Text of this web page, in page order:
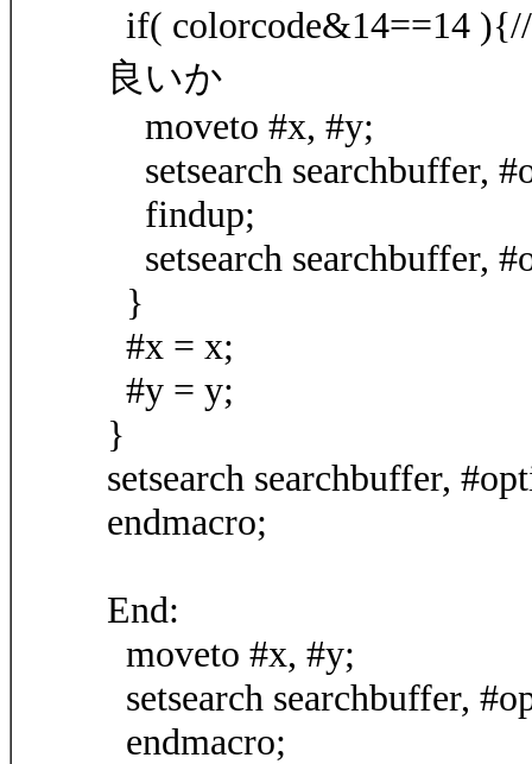
if( colorcode&14==14
良いか
moveto #x, #y;
setsearch searchbuffer,
findup;
setsearch searchbuffer,
}
#x = x;
#y = y;
}
setsearch searchbuffer,
endmacro;
End:
moveto #x, #y;
setsearch searchbuffer,
endmacro;